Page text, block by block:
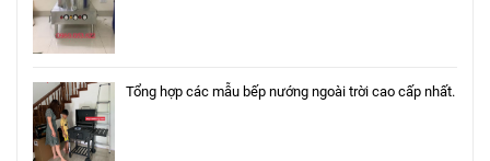
Tổng hợp các mẫu bếp nướng ngoài trời cao cấp nhất.